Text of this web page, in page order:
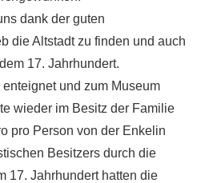
dank der guten
die Altstadt zu finden und auch
17. Jahrhundert.
und zum Museum
wieder im Besitz der Familie
pro Person von der Enkelin
Besitzers durch die
17. Jahrhundert hatten die